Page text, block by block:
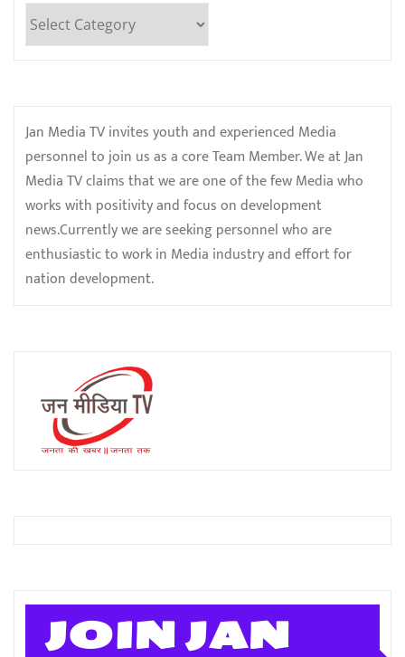
Categories
Jan Media TV invites youth and experienced Media
personnel to join us as a core Team Member. We at Jan
Media TV claims that we are one of the few Media who
works with positivity and focus on development
news.Currently we are seeking personnel who are
enthusiastic to work in Media industry and effort for
nation development.
JOIN JAN